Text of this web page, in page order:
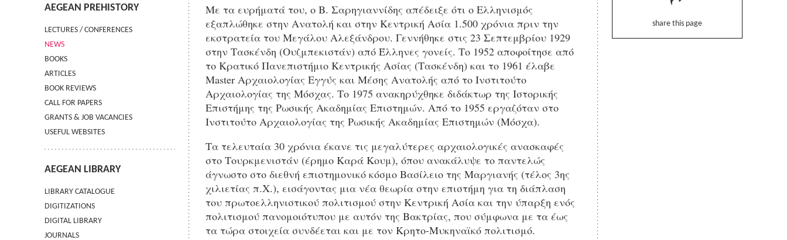
AEGEAN PREHISTORY
LECTURES / CONFERENCES
NEWS
BOOKS
ARTICLES
BOOK REVIEWS
CALL FOR PAPERS
GRANTS & JOB VACANCIES
USEFUL WEBSITES
AEGEAN LIBRARY
LIBRARY CATALOGUE
DIGITIZATIONS
DIGITAL LIBRARY
JOURNALS
Με τα ευρήματά του, ο Β. Σαρηγιαννίδης απέδειξε ότι ο Ελληνισμός
εξαπλώθηκε στην Ανατολή και στην Κεντρική Ασία 1.500 χρόνια πριν την
εκστρατεία του Μεγάλου Αλεξάνδρου. Γεννήθηκε στις 23 Σεπτεμβρίου 1929
στην Τασκένδη (Ουζμπεκιστάν) από Έλληνες γονείς. Το 1952 αποφοίτησε από
το Κρατικό Πανεπιστήμιο Κεντρικής Ασίας (Τασκένδη) και το 1961 έλαβε
Master Αρχαιολογίας Εγγύς και Μέσης Ανατολής από το Ινστιτούτο
Αρχαιολογίας της Μόσχας. Το 1975 ανακηρύχθηκε διδάκτωρ της Ιστορικής
Επιστήμης της Ρωσικής Ακαδημίας Επιστημών. Από το 1955 εργαζόταν στο
Ινστιτούτο Αρχαιολογίας της Ρωσικής Ακαδημίας Επιστημών (Μόσχα).
Tα τελευταία 30 χρόνια έκανε τις μεγαλύτερες αρχαιολογικές ανασκαφές
στο Τουρκμενιστάν (έρημο Καρά Κουμ), όπου ανακάλυψε το παντελώς
άγνωστο στο διεθνή επιστημονικό κόσμο Βασίλειο της Μαργιανής (τέλος 3ης
χιλιετίας π.Χ.), εισάγοντας μια νέα θεωρία στην επιστήμη για τη διάπλαση
του πρωτοελληνιστικού πολιτισμού στην Κεντρική Ασία και την ύπαρξη ενός
πολιτισμού πανομοιότυπου με αυτόν της Βακτρίας, που σύμφωνα με τα έως
τα τώρα στοιχεία συνδέεται και με τον Κρητο-Μυκηναϊκό πολιτισμό.
share this page